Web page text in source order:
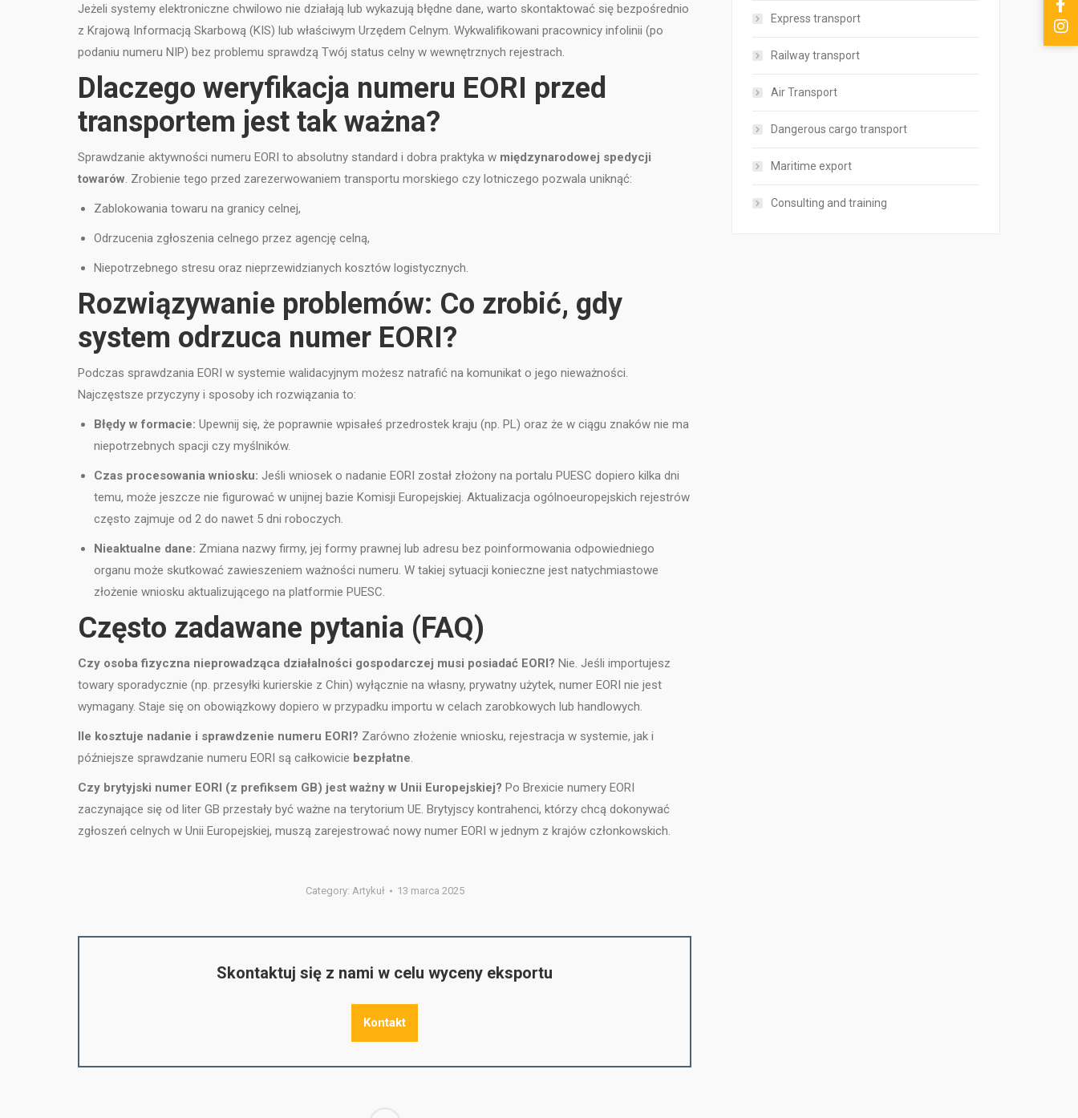
Jeżeli systemy elektroniczne chwilowo nie działają lub wykazują błędne dane, warto skontaktować się bezpośrednio
z Krajową Informacją Skarbową (KIS) lub właściwym Urzędem Celnym. Wykwalifikowani pracownicy infolinii (po
podaniu numeru NIP) bez problemu sprawdzą Twój status celny w wewnętrznych rejestrach.
Dlaczego weryfikacja numeru EORI przed
transportem jest tak ważna?
Sprawdzanie aktywności numeru EORI to absolutny standard i dobra praktyka w międzynarodowej spedycji
towarów . Zrobienie tego przed zarezerwowaniem transportu morskiego czy lotniczego pozwala uniknąć:
Zablokowania towaru na granicy celnej,
Odrzucenia zgłoszenia celnego przez agencję celną,
Niepotrzebnego stresu oraz nieprzewidzianych kosztów logistycznych.
Rozwiązywanie problemów: Co zrobić, gdy
system odrzuca numer EORI?
Podczas sprawdzania EORI w systemie walidacyjnym możesz natrafić na komunikat o jego nieważności.
Najczęstsze przyczyny i sposoby ich rozwiązania to:
Błędy w formacie: Upewnij się, że poprawnie wpisałeś przedrostek kraju (np. PL) oraz że w ciągu znaków nie ma
niepotrzebnych spacji czy myślników.
Czas procesowania wniosku: Jeśli wniosek o nadanie EORI został złożony na portalu PUESC dopiero kilka dni
temu, może jeszcze nie figurować w unijnej bazie Komisji Europejskiej. Aktualizacja ogólnoeuropejskich rejestrów
często zajmuje od 2 do nawet 5 dni roboczych.
Nieaktualne dane: Zmiana nazwy firmy, jej formy prawnej lub adresu bez poinformowania odpowiedniego
organu może skutkować zawieszeniem ważności numeru. W takiej sytuacji konieczne jest natychmiastowe
złożenie wniosku aktualizującego na platformie PUESC.
Często zadawane pytania (FAQ)
Czy osoba fizyczna nieprowadząca działalności gospodarczej musi posiadać EORI? Nie. Jeśli importujesz
towary sporadycznie (np. przesyłki kurierskie z Chin) wyłącznie na własny, prywatny użytek, numer EORI nie jest
wymagany. Staje się on obowiązkowy dopiero w przypadku importu w celach zarobkowych lub handlowych.
Ile kosztuje nadanie i sprawdzenie numeru EORI? Zarówno złożenie wniosku, rejestracja w systemie, jak i
późniejsze sprawdzanie numeru EORI są całkowicie bezpłatne
Czy brytyjski numer EORI (z prefiksem GB) jest ważny w Unii Europejskiej? Po Brexicie numery EORI
zaczynające się od liter GB przestały być ważne na terytorium UE. Brytyjscy kontrahenci, którzy chcą dokonywać
zgłoszeń celnych w Unii Europejskiej, muszą zarejestrować nowy numer EORI w jednym z krajów członkowskich.
Category: Artykuł 13 marca 2025
Skontaktuj się z nami w celu wyceny eksportu
Kontakt
Express transport
Railway transport
Air Transport
Dangerous cargo transport
Maritime export
Consulting and training